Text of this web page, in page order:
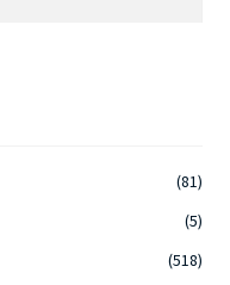
(81)
(5)
(518)